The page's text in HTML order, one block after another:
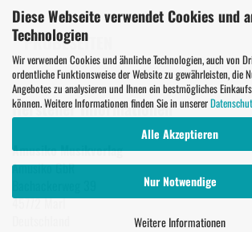
Diese Webseite verwendet Cookies und
Technologien
Wir verwenden Cookies und ähnliche Technologien, auch von
ordentliche Funktionsweise der Website zu gewährleisten, die
Angebotes zu analysieren und Ihnen ein bestmögliches
können. Weitere Informationen finden Sie in unserer
Alle Akzeptieren
Nur Notwendige
Weitere Informationen
PROBESEITEN
Hersteller Informationen
Amusiko Musikverlag
Amusiko GbR
45772 Marl